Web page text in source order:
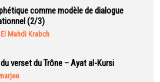
comme modèle de dialogue
(2/3)
Mahdi Krabch
verset du Trône – Ayat al-Kursi